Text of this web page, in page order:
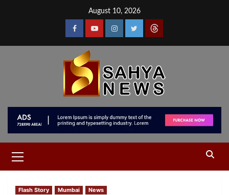
August 10, 2026
Flash Story Mumbai News